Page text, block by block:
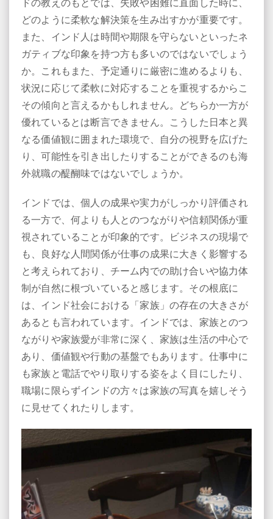
ドの教えのもとでは、失敗や困難に直面した時に、
どのように柔軟な解決策を生み出すかが重要です。
また、インド人は時間や期限を守らないといったネ
ガティブな印象を持つ方も多いのではないでしょう
か。これもまた、予定通りに厳密に進めるよりも、
状況に応じて柔軟に対応することを重視するからこ
その傾向と言えるかもしれません。どちらか一方が
優れているとは断言できません。こうした日本と異
なる価値観に囲まれた環境で、自分の視野を広げた
り、可能性を引き出したりすることができるのも海
外就職の醍醐味ではないでしょうか。
インドでは、個人の成果や実力がしっかり評価され
る一方で、何よりも人とのつながりや信頼関係が重
視されていることが印象的です。ビジネスの現場で
も、良好な人間関係が仕事の成果に大きく影響する
と考えられており、チーム内での助け合いや協力体
制が自然に根づいていると感じます。その根底に
は、インド社会における「家族」の存在の大きさが
あるとも言われています。インドでは、家族とのつ
ながりや家族愛が非常に深く、家族は生活の中心で
あり、価値観や行動の基盤でもあります。仕事中に
も家族と電話でやり取りする姿をよく目にしたり、
職場に限らずインドの方々は家族の写真を嬉しそう
に見せてくれたりします。